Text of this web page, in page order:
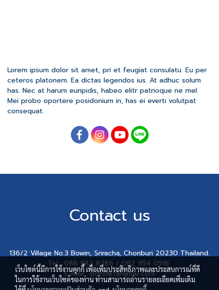
Lorem ipsum dolor sit amet, pri et feugiat consulatu. Eu per
ceteros platonem. Ea dictas legendos ius. At adhuc solum
has. Nec at harum euripidis, habeo elitr patrioque ne mel.
Mei probo oportere posidonium in, has ei everti volutpat
consequat.
Contact us
136/2 Village No.3 Bowin, Sriracha, Chonburi 20230 Thailand.
Tel : 088 982 8286 / 082 954 0516
E-mail : pghmkt@gmail.com
เว็บไซต์นี้มีการใช้งานคุกกี้ เพื่อเพิ่มประสิทธิภาพและประสบการณ์ที่ดี
ในการใช้งานเว็บไซต์ของท่าน ท่านสามารถอ่านรายละเอียดเพิ่มเติม